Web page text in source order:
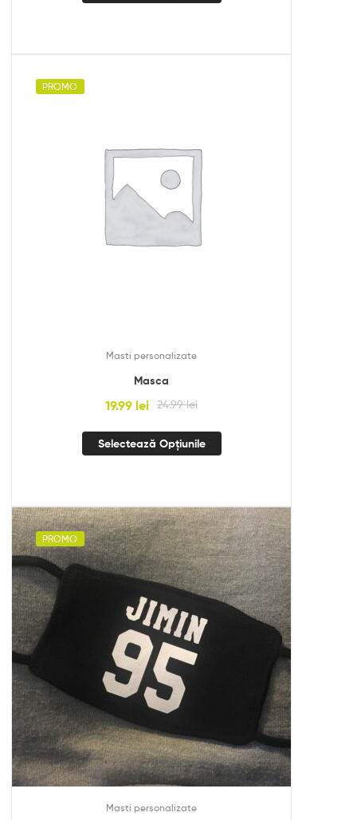
PROMO
Masti personalizate
Masca
24.99lei
19.99 lei
Selectează Opțiunile
PROMO
Masti personalizate